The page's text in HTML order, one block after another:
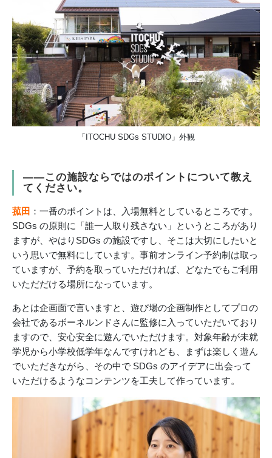
「ITOCHU SDGs STUDIO」外観
――この施設ならではのポイントについて教え
てください。
菰田 ：一番のポイントは、入場無料としているところです。
SDGs の原則に「誰一人取り残さない」というところがあり
ますが、やはりSDGs の施設ですし、そこは大切にしたいと
いう思いで無料にしています。事前オンライン予約制は取っ
ていますが、予約を取っていただければ、どなたでもご利用
いただだける場所になっています。
あとは企画面で言いますと、遊び場の企画制作としてプロの
会社であるボーネルンドさんに監修に入っていただいており
ますので、安心安全に遊んでいただけます。対象年齢が未就
学児から小学校低学年なんですけれども、まずは楽しく遊ん
でいただきながら、その中で SDGs のアイデアに出会って
いただけるようなコンテンツを工夫して作っています。